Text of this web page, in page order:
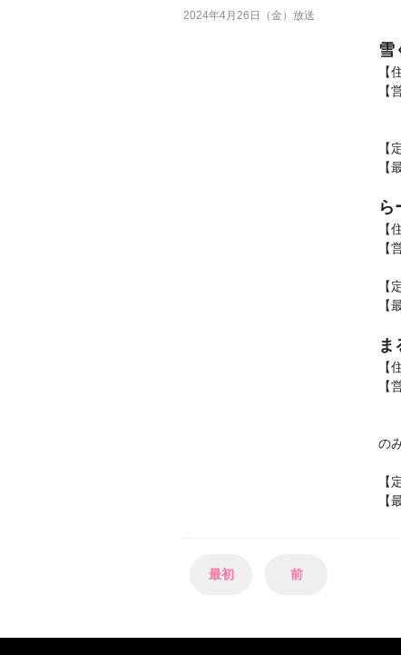
2024年4月26日（金）放送
雪
【
【
【
【
ら
【
【
【
【
ま
【
【
の
【
【
最初 前